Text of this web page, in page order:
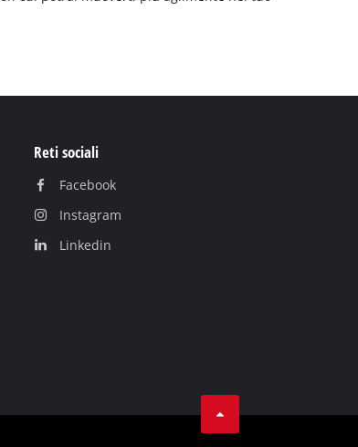
Reti sociali
Facebook
Instagram
Linkedin